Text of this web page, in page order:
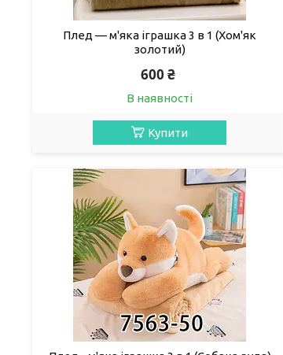
Плед — м'яка іграшка 3 в 1 (Хом'як
золотий)
600 ₴
В наявності
Купити